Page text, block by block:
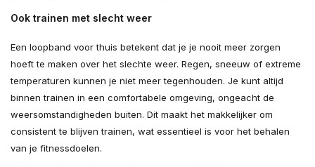
Ook trainen met slecht weer
Een loopband voor thuis betekent dat je je nooit meer zorgen
hoeft te maken over het slechte weer. Regen, sneeuw of extreme
temperaturen kunnen je niet meer tegenhouden. Je kunt altijd
binnen trainen in een comfortabele omgeving, ongeacht de
weersomstandigheden buiten. Dit maakt het makkelijker om
consistent te blijven trainen, wat essentieel is voor het behalen
van je fitnessdoelen.